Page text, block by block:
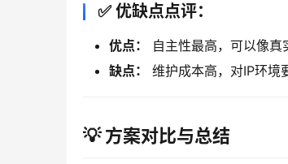
✅ 优缺点点评：
优点：
自主性最高，可以像真
缺点：
维护成本高，对IP环境
💡 方案对比与总结